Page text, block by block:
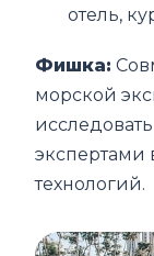
отель,
Фишка:
морской
экспертами
технологий.